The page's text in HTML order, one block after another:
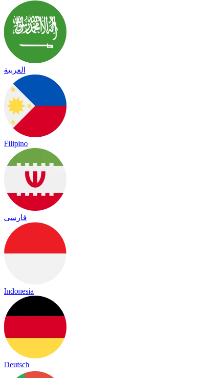
العربية
Filipino
فارسی
Indonesia
Deutsch